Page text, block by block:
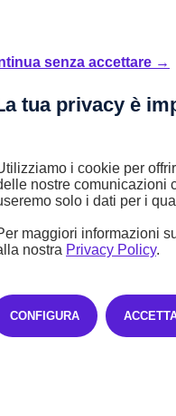
senza accettare →
tua privacy è
i cookie per
nostre comunicazioni
solo i dati per i
maggiori informazioni
nostra Privacy Policy.
CONFIGURA